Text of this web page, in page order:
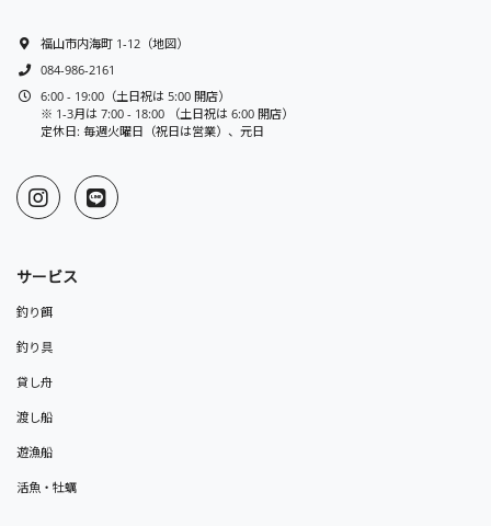
福山市内海町 1-12 （地図）
084-986-2161
6:00 - 19:00（土日祝は 5:00 開店）
※ 1-3月は 7:00 - 18:00 （土日祝は 6:00 開店）
定休日: 毎週火曜日（祝日は営業）、元日
サービス
釣り餌
釣り具
貸し舟
渡し船
遊漁船
活魚・牡蠣